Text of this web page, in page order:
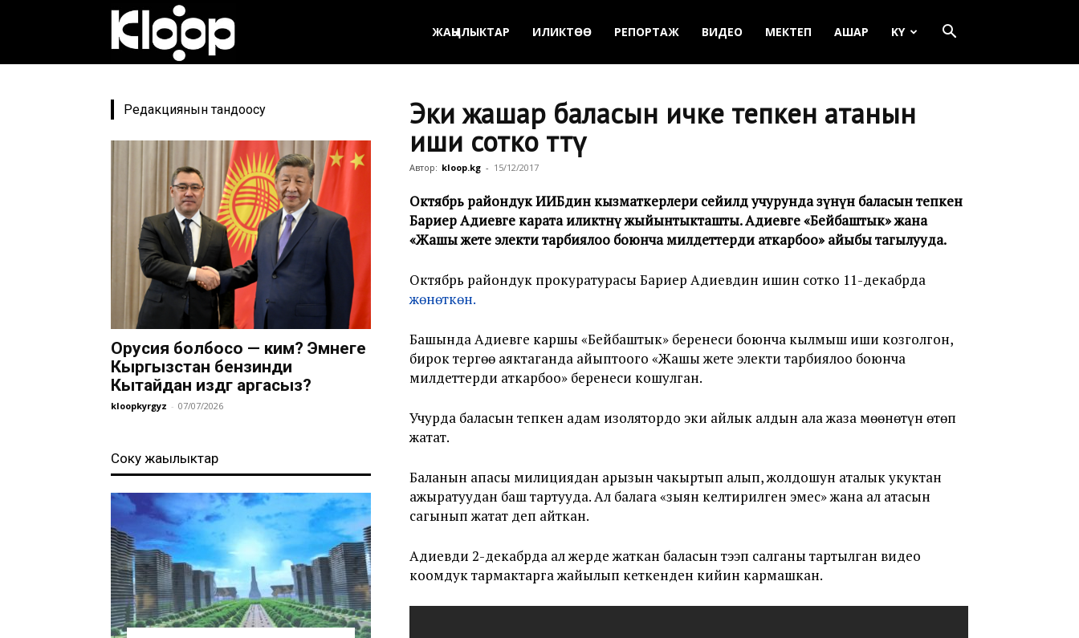
|
Кыргызстан
жаңылыктары
ЖАҢЫЛЫКТАР ИЛИКТӨӨ РЕПОРТАЖ ВИДЕО МЕКТЕП АШАР KY
Эки жашар баласын ичке тепкен атанын
иши сотко өттү
Автор: kloop.kg - 15/12/2017
Октябрь райондук ИИБдин кызматкерлери сейилдөө учурунда өзүнүн баласын тепкен
Бариер Адиевге карата иликтөөнү жыйынтыкташты. Адиевге «Бейбаштык» жана
«Жашы жете электи тарбиялоо боюнча милдеттерди аткарбоо» айыбы тагылууда.
Октябрь райондук прокуратурасы Бариер Адиевдин ишин сотко 11-декабрда
жөнөткөн.
Башында Адиевге каршы «Бейбаштык» беренеси боюнча кылмыш иши козголгон,
бирок тергөө аяктаганда айыптоого «Жашы жете электи тарбиялоо боюнча
милдеттерди аткарбоо» беренеси кошулган.
Учурда баласын тепкен адам изолятордо эки айлык алдын ала жаза мөөнөтүн өтөп
жатат.
Баланын апасы милициядан арызын чакыртып алып, жолдошун аталык укуктан
ажыратуудан баш тартууда. Ал балага «зыян келтирилген эмес» жана ал атасын
сагынып жатат деп айткан.
Адиевди 2-декабрда ал жерде жаткан баласын тээп салганы тартылган видео
коомдук тармактарга жайылып кеткенден кийин кармашкан.
Редакциянын тандоосу
Орусия болбосо — ким? Эмнеге
Кыргызстан бензинди
Кытайдан издөөгө аргасыз?
kloopkyrgyz - 07/07/2026
Соңку жаңылыктар